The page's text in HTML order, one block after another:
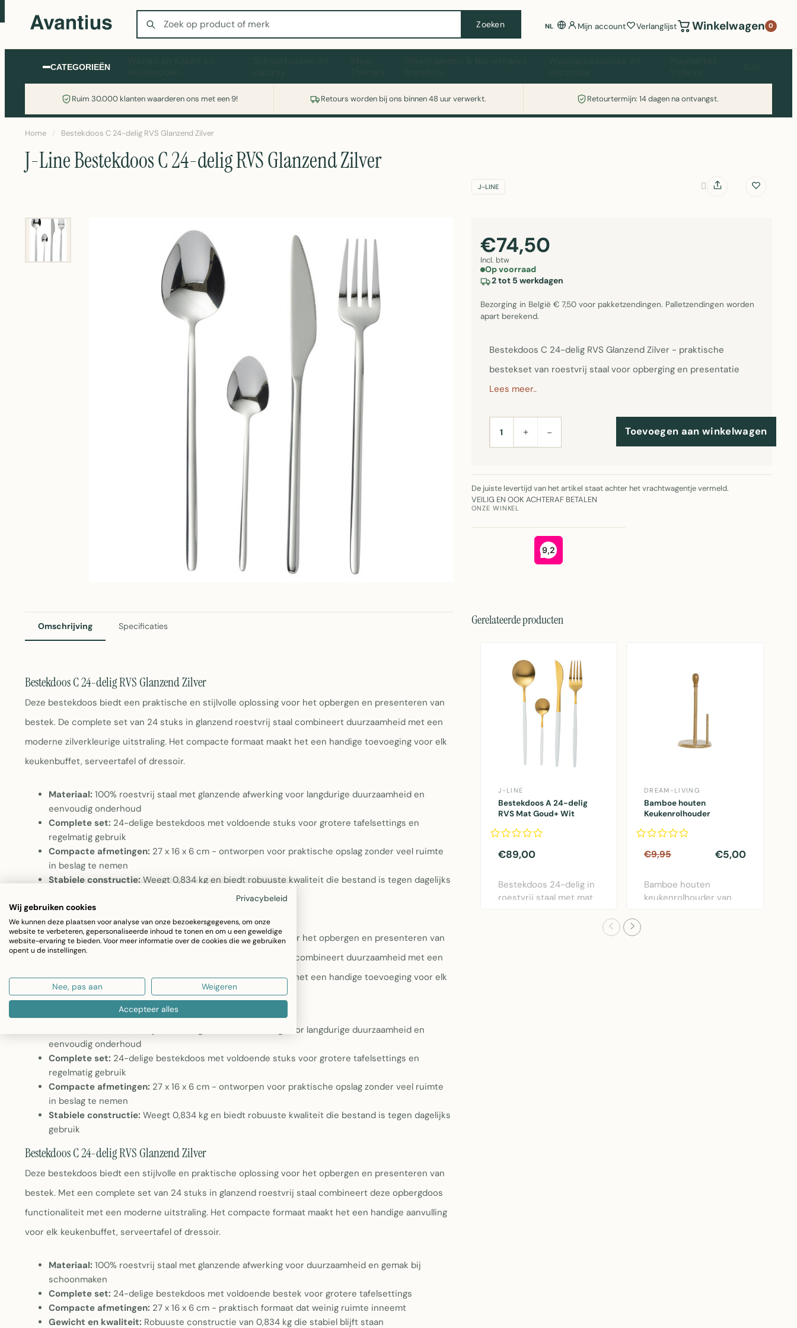
Zoeken
Zoeken NL Mijn account Verlanglijst Winkelwagen 0
CATEGORIEËN
Ruim 30.000 klanten waarderen ons met een 9! Retours worden bij ons binnen 48 uur verwerkt. Retourtermijn: 14 dagen na ontvangst.
Wasmachine of koelkast nodig? Vergelijk alle prijzen op Witgoedaanbod.nl
Home / Bestekdoos C 24-delig RVS Glanzend Zilver
J-Line Bestekdoos C 24-delig RVS Glanzend Zilver
J-LINE
€74,50
Incl. btw
Op voorraad
2 tot 5 werkdagen
Bezorging in België € 7,50 voor pakketzendingen. Palletzendingen worden
apart berekend.
Bestekdoos C 24-delig RVS Glanzend Zilver - praktische
bestekset van roestvrij staal voor opberging en presentatie
Lees meer..
AANTAL+ − Toevoegen aan winkelwagen
De juiste levertijd van het artikel staat achter het vrachtwagentje vermeld.
VEILIG EN OOK ACHTERAF BETALEN
ONZE WINKEL
Omschrijving Specificaties
Bestekdoos C 24-delig RVS Glanzend Zilver
Deze bestekdoos biedt een praktische en stijlvolle oplossing voor het opbergen en presenteren van
bestek. De complete set van 24 stuks in glanzend roestvrij staal combineert duurzaamheid met een
moderne zilverkleurige uitstraling. Het compacte formaat maakt het een handige toevoeging voor elk
keukenbuffet, serveertafel of dressoir.
Materiaal: 100% roestvrij staal met glanzende afwerking voor langdurige duurzaamheid en
eenvoudig onderhoud
Complete set: 24-delige bestekdoos met voldoende stuks voor grotere tafelsettings en
regelmatig gebruik
Compacte afmetingen: 27 x 16 x 6 cm - ontworpen voor praktische opslag zonder veel ruimte
in beslag te nemen
Stabiele constructie: Weegt 0,834 kg en biedt robuuste kwaliteit die bestand is tegen dagelijks
Bestekdoos C 24-delig RVS Glanzend Zilver
Deze bestekdoos biedt een praktische en stijlvolle oplossing voor het opbergen en presenteren van
bestek. De complete set van 24 stuks in glanzend roestvrij staal combineert duurzaamheid met een
moderne zilverkleurige uitstraling. Het compacte formaat maakt het een handige toevoeging voor elk
keukenbuffet, serveertafel of dressoir.
100% roestvrij staal met glanzende afwerking voor langdurige duurzaamheid en
eenvoudig onderhoud
Complete set: 24-delige bestekdoos met voldoende stuks voor grotere tafelsettings en
regelmatig gebruik
Compacte afmetingen: 27 x 16 x 6 cm - ontworpen voor praktische opslag zonder veel ruimte
in beslag te nemen
Stabiele constructie: Weegt 0,834 kg en biedt robuuste kwaliteit die bestand is tegen dagelijks
gebruik
Bestekdoos C 24-delig RVS Glanzend Zilver
Deze bestekdoos biedt een stijlvolle en praktische oplossing voor het opbergen en presenteren van
bestek. Met een complete set van 24 stuks in glanzend roestvrij staal combineert deze opbergdoos
functionaliteit met een moderne uitstraling. Het compacte formaat maakt het een handige aanvulling
voor elk keukenbuffet, serveertafel of dressoir.
Materiaal: 100% roestvrij staal met glanzende afwerking voor duurzaamheid en gemak bij
schoonmaken
Complete set: 24-delige bestekdoos met voldoende bestek voor grotere tafelsettings
Compacte afmetingen: 27 x 16 x 6 cm - praktisch formaat dat weinig ruimte inneemt
Gewicht en kwaliteit: Robuuste constructie van 0,834 kg die stabiel blijft staan
Gerelateerde producten
J-LINE
Bestekdoos A 24-delig
RVS Mat Goud+ Wit
€89,00
Bestekdoos 24-delig in
roestvrij staal met mat
DREAM-LIVING
Bamboe houten
Keukenrolhouder
€9,95 €5,00
Bamboe houten
keukenrolhouder van
Privacybeleid
Wij gebruiken cookies
We kunnen deze plaatsen voor analyse van onze bezoekersgegevens, om onze
website te verbeteren, gepersonaliseerde inhoud te tonen en om u een geweldige
website-ervaring te bieden. Voor meer informatie over de cookies die we gebruiken
opent u de instellingen.
Nee, pas aan Weigeren
Accepteer alles